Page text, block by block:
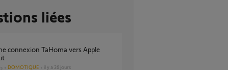
liées
DOMOTIQUE il y a 26 jours